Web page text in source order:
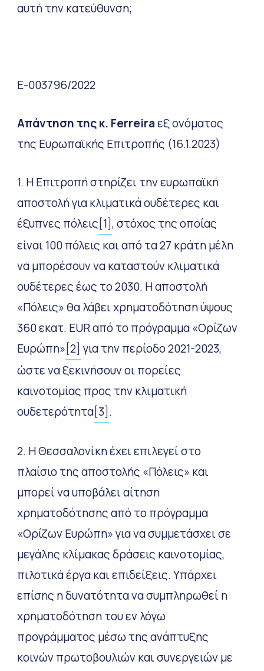
αυτή την κατεύθυνση;
E-003796/2022
Απάντηση της κ. Ferreiraεξ ονόματος
της Ευρωπαϊκής Επιτροπής (16.1.2023)
1. Η Επιτροπή στηρίζει την ευρωπαϊκή
αποστολή για κλιματικά ουδέτερες και
έξυπνες πόλεις [1] , στόχος της οποίας
είναι 100 πόλεις και από τα 27 κράτη μέλη
να μπορέσουν να καταστούν κλιματικά
ουδέτερες έως το 2030. Η αποστολή
«Πόλεις» θα λάβει χρηματοδότηση ύψους
360 εκατ. EUR από το πρόγραμμα «Ορίζων
Ευρώπη» [2] για την περίοδο 2021-2023,
ώστε να ξεκινήσουν οι πορείες
καινοτομίας προς την κλιματική
ουδετερότητα[3] .
2. Η Θεσσαλονίκη έχει επιλεγεί στο
πλαίσιο της αποστολής «Πόλεις» και
μπορεί να υποβάλει αίτηση
χρηματοδότησης από το πρόγραμμα
«Ορίζων Ευρώπη» για να συμμετάσχει σε
μεγάλης κλίμακας δράσεις καινοτομίας,
πιλοτικά έργα και επιδείξεις. Υπάρχει
επίσης η δυνατότητα να συμπληρωθεί η
χρηματοδότηση του εν λόγω
προγράμματος μέσω της ανάπτυξης
κοινών πρωτοβουλιών και συνεργειών με